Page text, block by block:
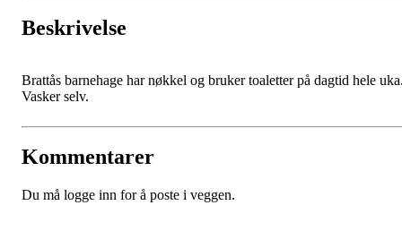
Beskrivelse
Brattås barnehage har nøkkel og bruker toaletter på dagtid hele
Vasker selv.
Kommentarer
Du må logge inn for å poste i veggen.